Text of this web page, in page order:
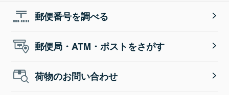
郵便番号を調べる
郵便局・ATM・ポストをさがす
荷物のお問い合わせ